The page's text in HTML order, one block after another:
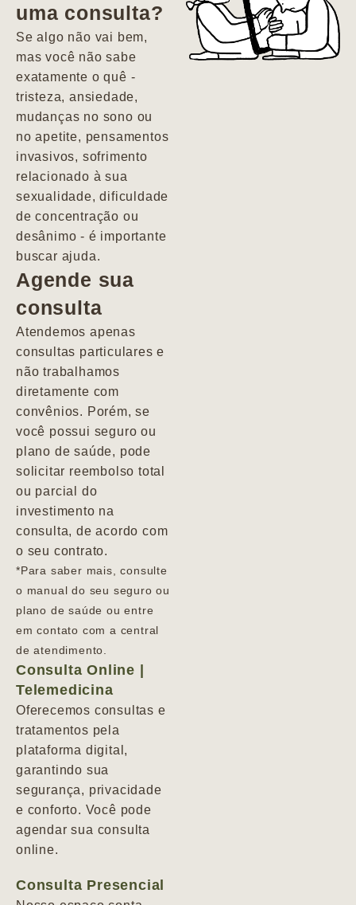
depressão e
agitação com
pensamentos
uma consulta?
Se algo não vai bem,
mas você não sabe
exatamente o quê -
tristeza, ansiedade,
mudanças no sono ou
no apetite, pensamentos
invasivos, sofrimento
relacionado à sua
sexualidade, dificuldade
de concentração ou
desânimo - é importante
buscar ajuda.
Agende sua
consulta
Atendemos apenas
consultas particulares e
não trabalhamos
diretamente com
convênios. Porém, se
você possui seguro ou
plano de saúde, pode
solicitar reembolso total
ou parcial do
investimento na
consulta, de acordo com
o seu contrato.
*Para saber mais, consulte
o manual do seu seguro ou
plano de saúde ou entre
em contato com a central
de atendimento.
Consulta Online |
Telemedicina
Oferecemos consultas e
tratamentos pela
plataforma digital,
garantindo sua
segurança, privacidade
e conforto. Você pode
agendar sua consulta
online.
Consulta Presencial